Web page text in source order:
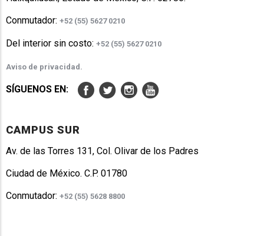
Conmutador: +52 (55) 5627 0210
Del interior sin costo: +52 (55) 5627 0210
Aviso de privacidad.
SÍGUENOS EN:
CAMPUS SUR
Av. de las Torres 131, Col. Olivar de los Padres
Ciudad de México. C.P. 01780
Conmutador: +52 (55) 5628 8800